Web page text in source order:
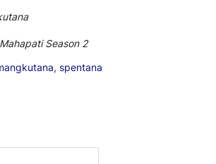
Season 2
, spentana